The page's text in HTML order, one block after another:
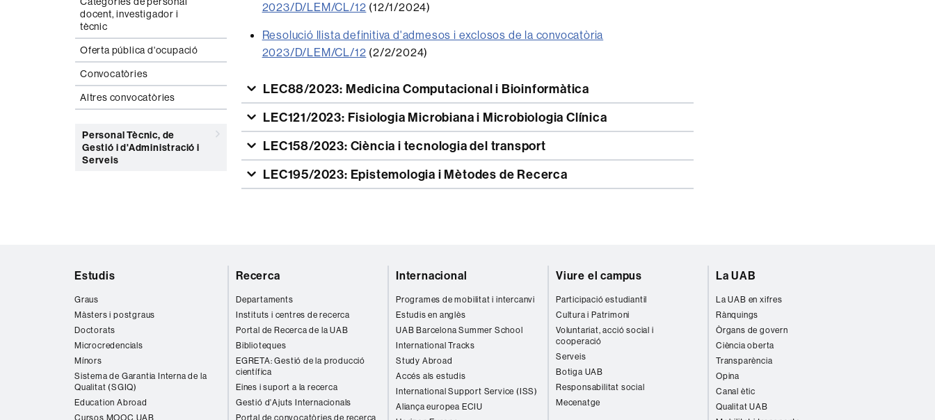
docent, investigador i
tècnic
Oferta pública d'ocupació
Convocatòries
Altres convocatòries
Personal Tècnic, de
Gestió i d'Administració i
Serveis
2023/D/LEM/CL/12 (12/1/2024)
Resolució llista definitiva d'admesos i exclosos de la convocatòria
2023/D/LEM/CL/12 (2/2/2024)
LEC88/2023: Medicina Computacional i Bioinformàtica
LEC121/2023: Fisiologia Microbiana i Microbiologia Clínica
LEC158/2023: Ciència i tecnologia del transport
LEC195/2023: Epistemologia i Mètodes de Recerca
Estudis
Graus
Màsters i postgraus
Doctorats
Microcredencials
Mínors
Sistema de Garantia Interna de la
Qualitat (SGIQ)
Education Abroad
Cursos MOOC UAB
Recerca
Departaments
Instituts i centres de recerca
Portal de Recerca de la UAB
Biblioteques
EGRETA: Gestió de la producció
científica
Eines i suport a la recerca
Gestió d'Ajuts Internacionals
Portal de convocatòries de recerca
Internacional
Programes de mobilitat i intercanvi
Estudis en anglès
UAB Barcelona Summer School
International Tracks
Study Abroad
Accés als estudis
International Support Service (ISS)
Aliança europea ECIU
Viure el campus
Participació estudiantil
Cultura i Patrimoni
Voluntariat, acció social i
cooperació
Serveis
Botiga UAB
Responsabilitat social
Mecenatge
La UAB
La UAB en xifres
Rànquings
Òrgans de govern
Ciència oberta
Transparència
Opina
Canal ètic
Qualitat UAB